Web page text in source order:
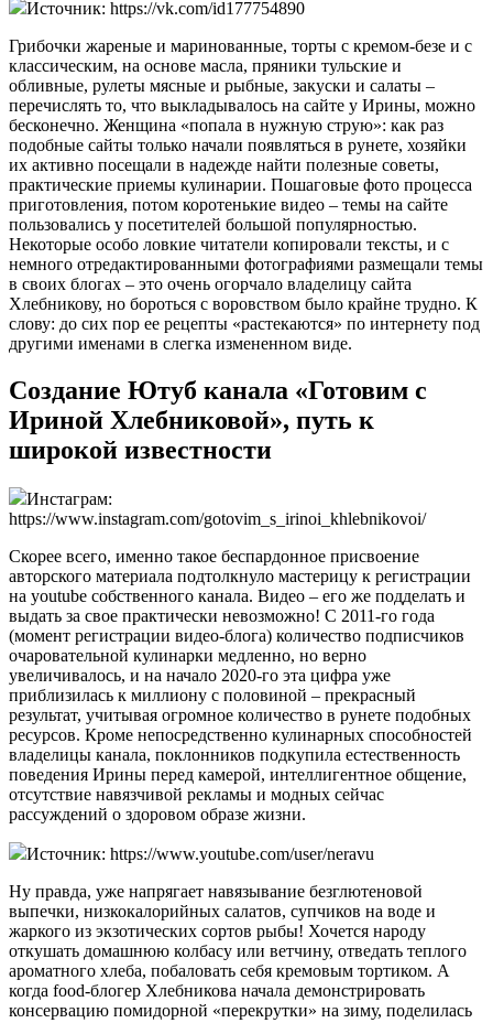
Источник: https://vk.com/id177754890
Грибочки жареные и маринованные, торты с кремом-безе и с
классическим, на основе масла, пряники тульские и
обливные, рулеты мясные и рыбные, закуски и салаты –
перечислять то, что выкладывалось на сайте у Ирины, можно
бесконечно. Женщина «попала в нужную струю»: как раз
подобные сайты только начали появляться в рунете, хозяйки
их активно посещали в надежде найти полезные советы,
практические приемы кулинарии. Пошаговые фото процесса
приготовления, потом коротенькие видео – темы на сайте
пользовались у посетителей большой популярностью.
Некоторые особо ловкие читатели копировали тексты, и с
немного отредактированными фотографиями размещали темы
в своих блогах – это очень огорчало владелицу сайта
Хлебникову, но бороться с воровством было крайне трудно. К
слову: до сих пор ее рецепты «растекаются» по интернету под
другими именами в слегка измененном виде.
Создание Ютуб канала «Готовим с
Ириной Хлебниковой», путь к
широкой известности
Инстаграм:
https://www.instagram.com/gotovim_s_irinoi_khlebnikovoi/
Скорее всего, именно такое беспардонное присвоение
авторского материала подтолкнуло мастерицу к регистрации
на youtube собственного канала. Видео – его же подделать и
выдать за свое практически невозможно! С 2011-го года
(момент регистрации видео-блога) количество подписчиков
очаровательной кулинарки медленно, но верно
увеличивалось, и на начало 2020-го эта цифра уже
приблизилась к миллиону с половиной – прекрасный
результат, учитывая огромное количество в рунете подобных
ресурсов. Кроме непосредственно кулинарных способностей
владелицы канала, поклонников подкупила естественность
поведения Ирины перед камерой, интеллигентное общение,
отсутствие навязчивой рекламы и модных сейчас
рассуждений о здоровом образе жизни.
Источник: https://www.youtube.com/user/neravu
Ну правда, уже напрягает навязывание безглютеновой
выпечки, низкокалорийных салатов, супчиков на воде и
жаркого из экзотических сортов рыбы! Хочется народу
откушать домашнюю колбасу или ветчину, отведать теплого
ароматного хлеба, побаловать себя кремовым тортиком. А
когда food-блогер Хлебникова начала демонстрировать
консервацию помидорной «перекрутки» на зиму, поделилась